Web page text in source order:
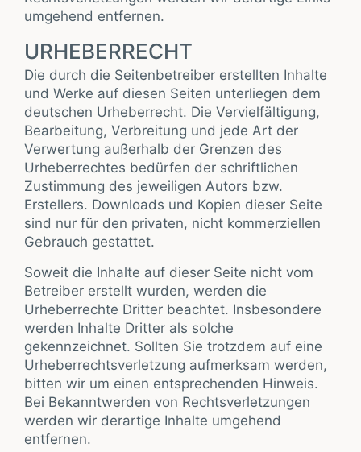
umgehend entfernen.
URHEBERRECHT
Die durch die Seitenbetreiber erstellten Inhalte
und Werke auf diesen Seiten unterliegen dem
deutschen Urheberrecht. Die Vervielfältigung,
Bearbeitung, Verbreitung und jede Art der
Verwertung außerhalb der Grenzen des
Urheberrechtes bedürfen der schriftlichen
Zustimmung des jeweiligen Autors bzw.
Erstellers. Downloads und Kopien dieser Seite
sind nur für den privaten, nicht kommerziellen
Gebrauch gestattet.
Soweit die Inhalte auf dieser Seite nicht vom
Betreiber erstellt wurden, werden die
Urheberrechte Dritter beachtet. Insbesondere
werden Inhalte Dritter als solche
gekennzeichnet. Sollten Sie trotzdem auf eine
Urheberrechtsverletzung aufmerksam werden,
bitten wir um einen entsprechenden Hinweis.
Bei Bekanntwerden von Rechtsverletzungen
werden wir derartige Inhalte umgehend
entfernen.